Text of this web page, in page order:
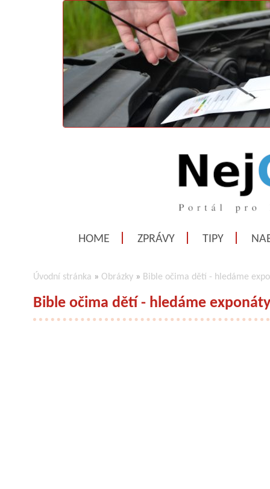
HOME ZPRÁVY TIPY
Úvodní stránka » Obrázky » Bible očima dětí - hledáme
Bible očima dětí - hledáme exponáty